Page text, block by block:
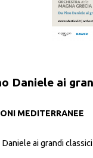
Daniele ai
MEDITERRANEE
ai grandi